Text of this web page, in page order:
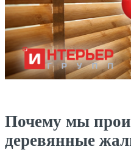
Почему мы
деревянные